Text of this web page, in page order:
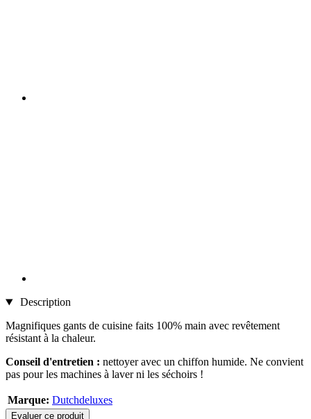
Description
Magnifiques gants de cuisine faits 100% main avec revêtement
résistant à la chaleur.
Conseil d'entretien : nettoyer avec un chiffon humide. Ne convient
pas pour les machines à laver ni les séchoirs !
Marque: Dutchdeluxes
Evaluer ce produit